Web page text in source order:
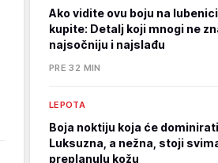
Ako vidite ovu boju na
kupite: Detalj koji mnogi ne
najsočniju i najslađu
PRE 32 MIN
LEPOTA
Boja noktiju koja će
Luksuzna, a nežna, stoji
preplanulu kožu